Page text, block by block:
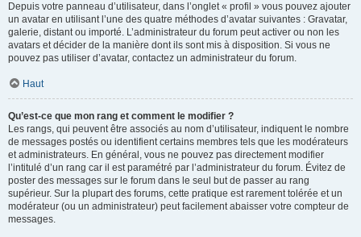
Depuis votre panneau d’utilisateur, dans l’onglet « profil » vous pouvez ajouter
un avatar en utilisant l’une des quatre méthodes d’avatar suivantes : Gravatar,
galerie, distant ou importé. L’administrateur du forum peut activer ou non les
avatars et décider de la manière dont ils sont mis à disposition. Si vous ne
pouvez pas utiliser d’avatar, contactez un administrateur du forum.
Haut
Qu’est-ce que mon rang et comment le modifier ?
Les rangs, qui peuvent être associés au nom d’utilisateur, indiquent le nombre
de messages postés ou identifient certains membres tels que les modérateurs
et administrateurs. En général, vous ne pouvez pas directement modifier
l’intitulé d’un rang car il est paramétré par l’administrateur du forum. Évitez de
poster des messages sur le forum dans le seul but de passer au rang
supérieur. Sur la plupart des forums, cette pratique est rarement tolérée et un
modérateur (ou un administrateur) peut facilement abaisser votre compteur de
messages.